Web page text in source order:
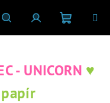
HledatPřihlášeníNákupní
košík
- UNICORN ♥